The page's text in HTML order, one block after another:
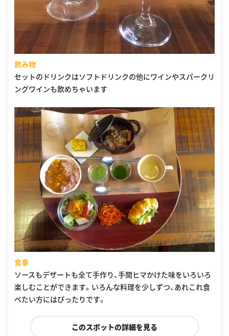
飲み物
セットのドリンクはソフトドリンクの他にワインやスパークリ
ングワインも飲めちゃいます
食事
ソースもデザートも全て手作り、手間ヒマかけた味をいろいろ
楽しむことができます。いろんな料理を少しずつ、あれこれ食
べたい方にはぴったりです。
このスポットの詳細を見る